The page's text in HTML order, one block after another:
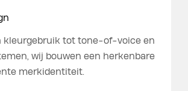
kleurgebruik tot tone-of-voice en
wij bouwen een herkenbare
merkidentiteit.